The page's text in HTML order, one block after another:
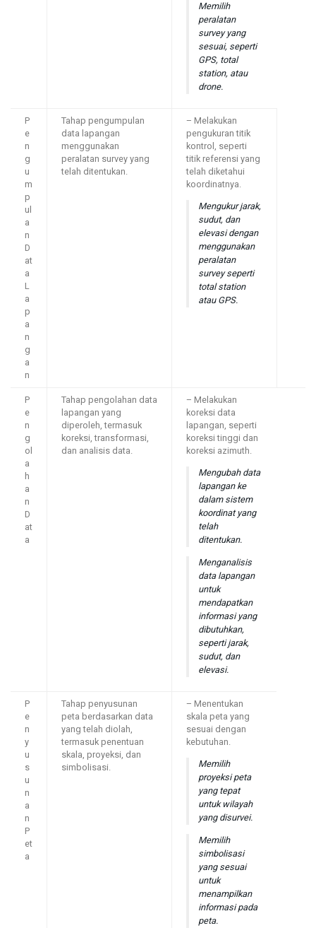
Memilih
peralatan
survey yang
sesuai, seperti
GPS, total
station, atau
drone.
P
e
n
g
u
m
p
ul
a
n
D
at
a
L
a
p
a
n
g
a
n
Tahap pengumpulan
data lapangan
menggunakan
peralatan survey yang
telah ditentukan.
– Melakukan
pengukuran titik
kontrol, seperti
titik referensi yang
telah diketahui
koordinatnya.
Mengukur jarak,
sudut, dan
elevasi dengan
menggunakan
peralatan
survey seperti
total station
atau GPS.
P
e
n
g
ol
a
h
a
n
D
at
a
Tahap pengolahan data
lapangan yang
diperoleh, termasuk
koreksi, transformasi,
dan analisis data.
– Melakukan
koreksi data
lapangan, seperti
koreksi tinggi dan
koreksi azimuth.
Mengubah data
lapangan ke
dalam sistem
koordinat yang
telah
ditentukan.
Menganalisis
data lapangan
untuk
mendapatkan
informasi yang
dibutuhkan,
seperti jarak,
sudut, dan
elevasi.
P
e
n
y
u
s
u
n
a
n
P
et
a
Tahap penyusunan
peta berdasarkan data
yang telah diolah,
termasuk penentuan
skala, proyeksi, dan
simbolisasi.
– Menentukan
skala peta yang
sesuai dengan
kebutuhan.
Memilih
proyeksi peta
yang tepat
untuk wilayah
yang disurvei.
Memilih
simbolisasi
yang sesuai
untuk
menampilkan
informasi pada
peta.